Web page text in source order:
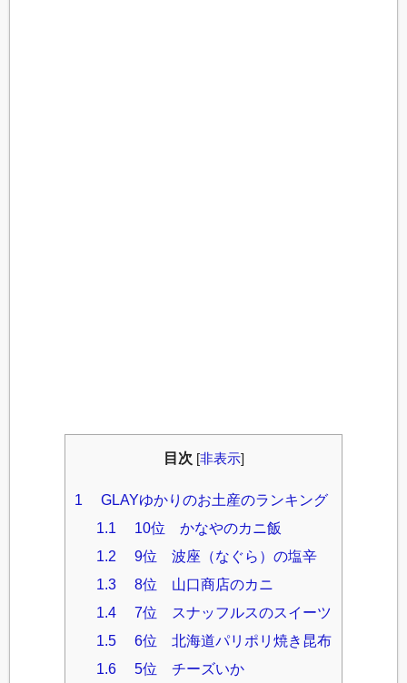
目次 [非表示]
1
GLAYゆかりのお土産のランキング
1.1
10位 かなやのカニ飯
1.2 9位 波座（なぐら）の塩辛
1.3 8位 山口商店のカニ
1.4 7位 スナッフルスのスイーツ
1.5 6位 北海道パリポリ焼き昆布
1.6 5位 チーズいか